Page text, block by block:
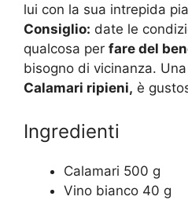
lui con la sua intrepida
Consiglio: date le
qualcosa per fare del
bisogno di vicinanza.
Calamari ripieni, è
Ingredienti
Calamari 500 g
Vino bianco 40 g